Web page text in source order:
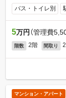
バス・トイレ別
5万円 （管理費
階数 2階 間取り
マンション・アパート